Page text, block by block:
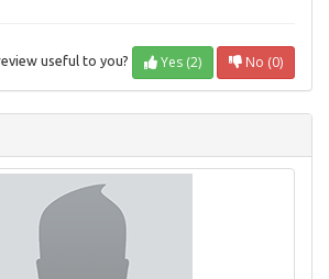
useful to you? Yes (2) No (0)